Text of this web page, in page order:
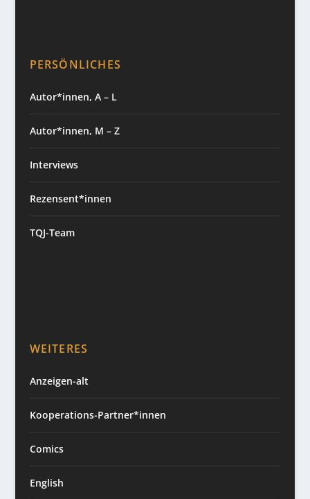
PERSÖNLICHES
Autor*innen, A – L
Autor*innen, M – Z
Interviews
Rezensent*innen
TQJ-Team
WEITERES
Anzeigen-alt
Kooperations-Partner*innen
Comics
English